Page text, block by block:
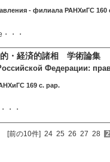
- филиала РАНХиГС 160
・・
・経済的諸相 学術論集
Федерации:
169 c. pap.
・・
[前の10件] 24 25 26 27 28